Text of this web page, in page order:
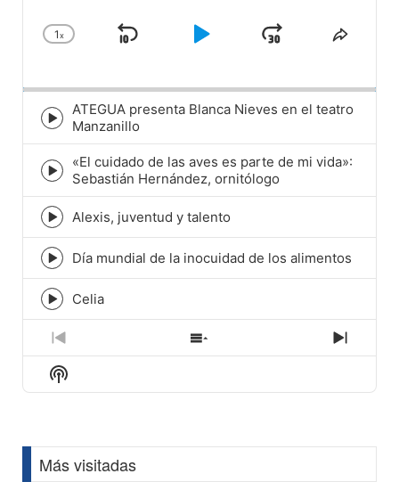
Change
1x
Skip
Play
JumpShare
Episode
play
icon
ATEGUA presenta Blanca Nieves en el teatro
Manzanillo
Episode
play
icon
«El cuidado de las aves es parte de mi vida»:
Sebastián Hernández, ornitólogo
Episode
play
icon
Alexis, juventud y talento
Episode
play
icon
Día mundial de la inocuidad de los alimentos
Episode
play
icon
Celia
Previous
Episode
Show
Next
Show
Podcast
Más visitadas